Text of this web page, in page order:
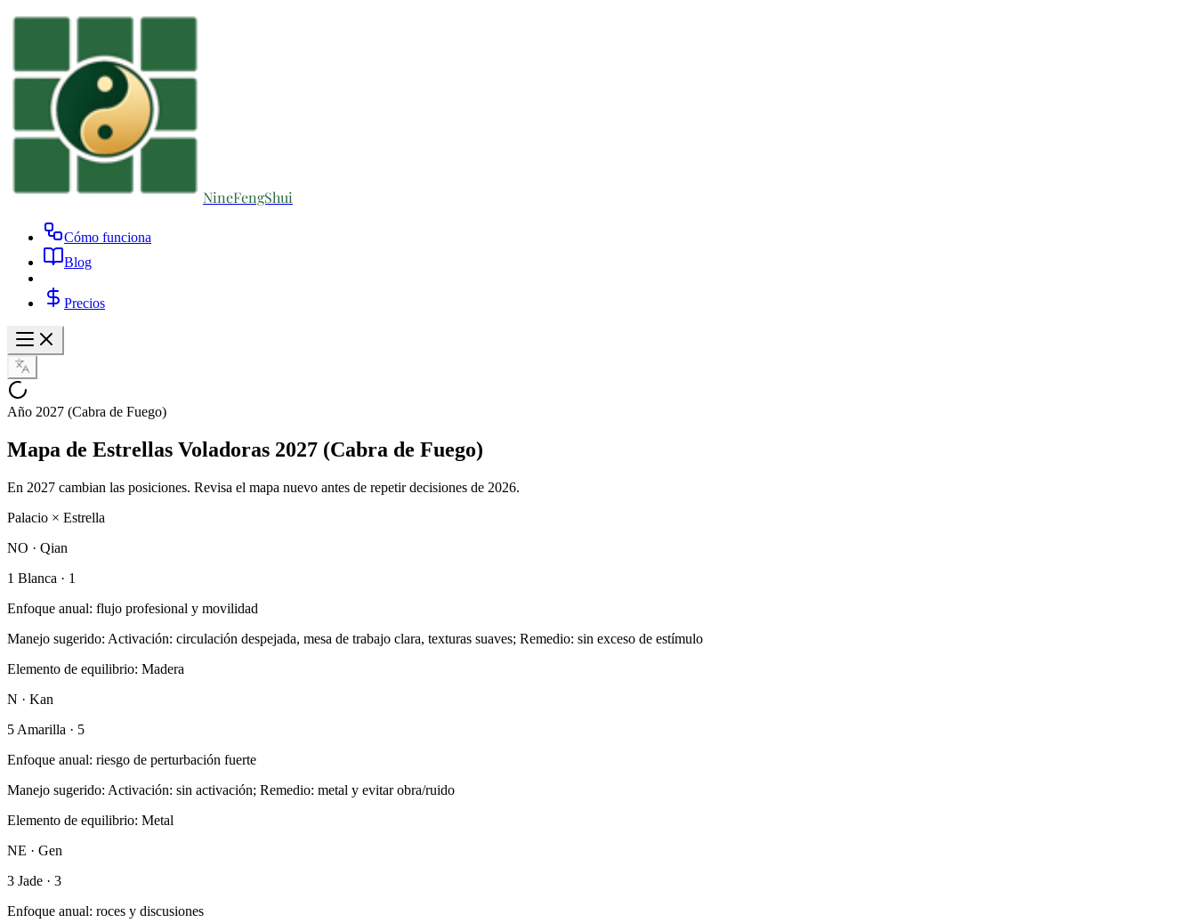
NineFengShui
Cómo funciona
Blog
Precios
Año 2027 (Cabra de Fuego)
Mapa de Estrellas Voladoras 2027 (Cabra de Fuego)
En 2027 cambian las posiciones. Revisa el mapa nuevo antes de repetir decisiones de 2026.
Palacio × Estrella
NO · Qian
1 Blanca · 1
Enfoque anual: flujo profesional y movilidad
Manejo sugerido: Activación: circulación despejada, mesa de trabajo clara, texturas suaves; Remedio: sin exceso de estímulo
Elemento de equilibrio: Madera
N · Kan
5 Amarilla · 5
Enfoque anual: riesgo de perturbación fuerte
Manejo sugerido: Activación: sin activación; Remedio: metal y evitar obra/ruido
Elemento de equilibrio: Metal
NE · Gen
3 Jade · 3
Enfoque anual: roces y discusiones